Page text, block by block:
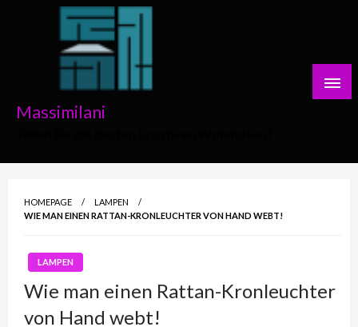
Massimilani
HOMEPAGE
LAMPEN
WIE MAN EINEN RATTAN-KRONLEUCHTER VON HAND WEBT!
LAMPEN
Wie man einen Rattan-Kronleuchter
von Hand webt!